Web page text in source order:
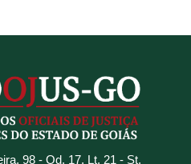
98 - Qd. 17, Lt. 21 - St.